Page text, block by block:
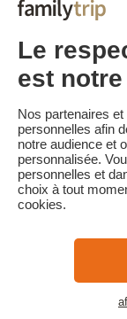
Les pénalités
suivant :
• Annulation 30
acompte conservé
• Annulation
100 % du prix du
Familytrip vous
son partenaire
réservation ou
téléphone.
La Presse parle de nous
Le
est
Nos partenaires
personnelles afin
notre audience et
personnalisée.
personnelles et
choix à tout
cookies.